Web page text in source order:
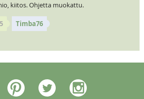
kiitos. Ohjetta muokattu.
Timba76